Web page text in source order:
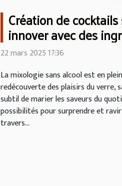
Création de
innover avec des
22 mars 2025 17:36
La mixologie sans alcool est en
redécouverte des plaisirs du
subtil de marier les saveurs du
possibilités pour surprendre et
travers...